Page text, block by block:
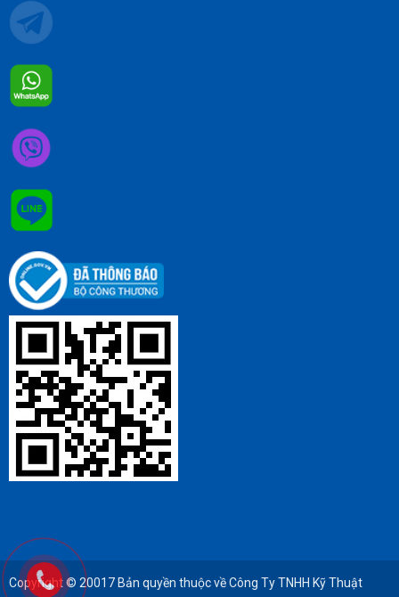
Copyright © 20017 Bản quyền thuộc về Công Ty TNHH Kỹ Thuật